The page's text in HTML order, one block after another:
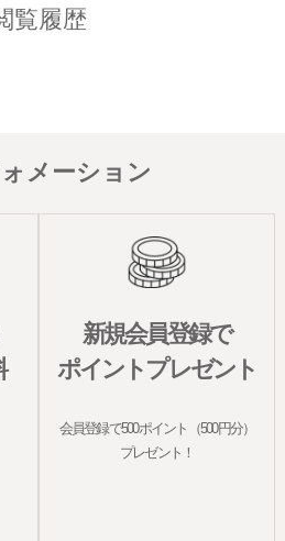
覧履歴
メーション
新規会員登録で
ポイントプレゼント
会員登録で500ポイント（500円分）
プレゼント！